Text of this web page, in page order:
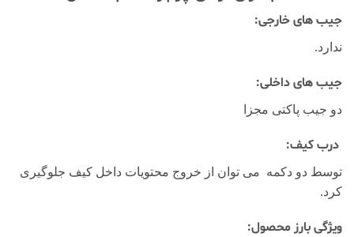
جیب های خارجی:
ندارد.
جیب های داخلی:
دو جیب پاکتی مجزا
درب کیف:
توسط دو دکمه می توان از خروج محتویات داخل کیف جلوگیری
کرد.
ویژگی بارز محصول: